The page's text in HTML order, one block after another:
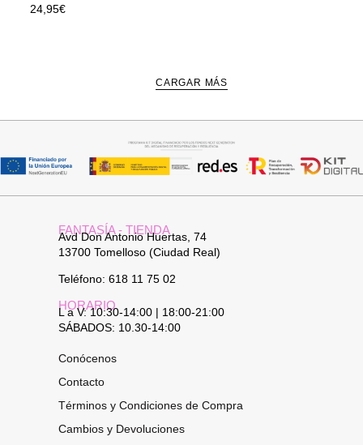
24,95€
CARGAR MÁS
FANTASÍA - TIENDA
Avd Don Antonio Huertas, 74
13700 Tomelloso (Ciudad Real)
Teléfono: 618 11 75 02
HORARIO
L a V: 10:30-14:00 | 18:00-21:00
SÁBADOS: 10.30-14:00
Conócenos
Contacto
Términos y Condiciones de Compra
Cambios y Devoluciones